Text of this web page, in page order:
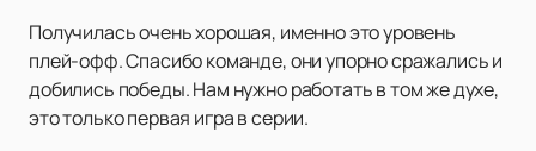
Получилась очень хорошая, именно это уровень
плей-офф. Спасибо команде, они упорно сражались и
добились победы. Нам нужно работать в том же духе,
это только первая игра в серии.